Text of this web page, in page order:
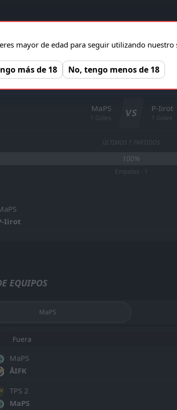
CARA A CARA
MaPS
1 Goles VS P-Iirot
1 Goles
ÚLTIMOS 1 PARTIDOS
100%
Empates - 1
Iirot
EQUIPOS
MaPS
Fuera
MaPS
ÅIFK
TPS 2
MaPS
mayor de edad para seguir utilizando nuestro
más de 18 No, tengo menos de 18